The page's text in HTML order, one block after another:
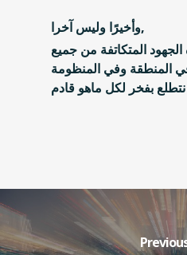
وأخيرًا وليس آخرا,
الجهود المتكاتفة من جميع
المنطقة وفي المنظومة